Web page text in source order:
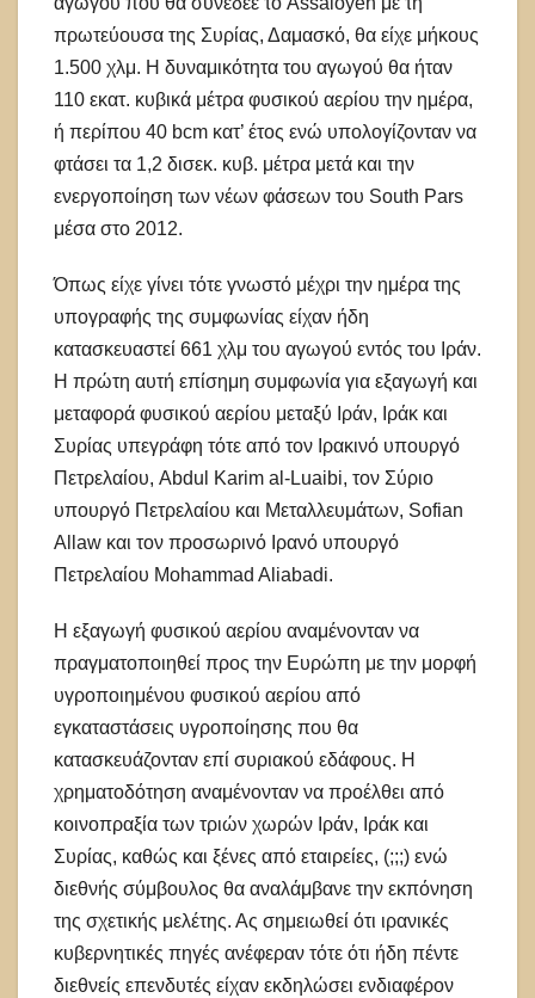
πρωτεύουσα της Συρίας, Δαμασκό, θα είχε μήκους
1.500 χλμ. Η δυναμικότητα του αγωγού θα ήταν
110 εκατ. κυβικά μέτρα φυσικού αερίου την ημέρα,
ή περίπου 40 bcm κατ’ έτος ενώ υπολογίζονταν να
φτάσει τα 1,2 δισεκ. κυβ. μέτρα μετά και την
ενεργοποίηση των νέων φάσεων του South Pars
μέσα στο 2012.
Όπως είχε γίνει τότε γνωστό μέχρι την ημέρα της
υπογραφής της συμφωνίας είχαν ήδη
κατασκευαστεί 661 χλμ του αγωγού εντός του Ιράν.
Η πρώτη αυτή επίσημη συμφωνία για εξαγωγή και
μεταφορά φυσικού αερίου μεταξύ Ιράν, Ιράκ και
Συρίας υπεγράφη τότε από τον Ιρακινό υπουργό
Πετρελαίου, Abdul Karim al-Luaibi, τον Σύριο
υπουργό Πετρελαίου και Μεταλλευμάτων, Sofian
Allaw και τον προσωρινό Ιρανό υπουργό
Πετρελαίου Mohammad Aliabadi.
Η εξαγωγή φυσικού αερίου αναμένονταν να
πραγματοποιηθεί προς την Ευρώπη με την μορφή
υγροποιημένου φυσικού αερίου από
εγκαταστάσεις υγροποίησης που θα
κατασκευάζονταν επί συριακού εδάφους. Η
χρηματοδότηση αναμένονταν να προέλθει από
κοινοπραξία των τριών χωρών Ιράν, Ιράκ και
Συρίας, καθώς και ξένες από εταιρείες, (;;;) ενώ
διεθνής σύμβουλος θα αναλάμβανε την εκπόνηση
της σχετικής μελέτης. Ας σημειωθεί ότι ιρανικές
κυβερνητικές πηγές ανέφεραν τότε ότι ήδη πέντε
διεθνείς επενδυτές είχαν εκδηλώσει ενδιαφέρον